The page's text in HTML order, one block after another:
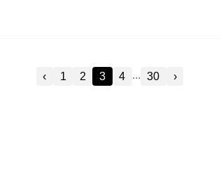
‹ 1 2 3 4 ... 30 ›